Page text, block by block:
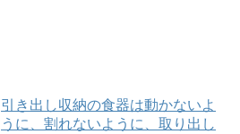
引き出し収納の食器は動かないよ
うに、割れないように、取り出し